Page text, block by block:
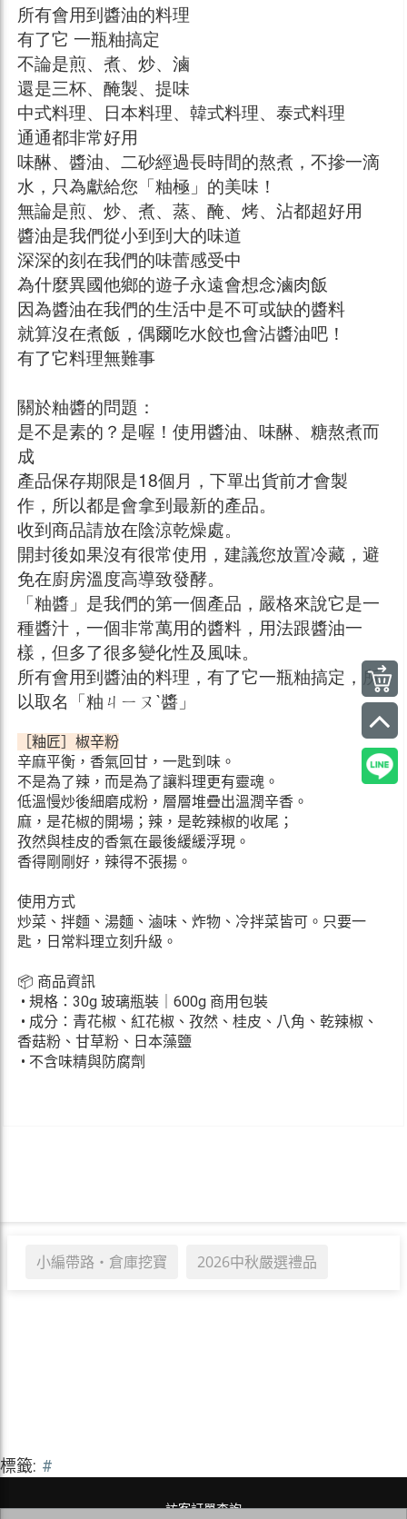
小編帶路・倉庫挖寶 2026中秋嚴選禮品
所有會用到醬油的料理
有了它 一瓶粙搞定
不論是煎、煮、炒、滷
還是三杯、醃製、提味
中式料理、日本料理、韓式料理、泰式料理
通通都非常好用
味醂、醬油、二砂經過長時間的熬煮，不摻一滴
水，只為獻給您「粙極」的美味！
無論是煎、炒、煮、蒸、醃、烤、沾都超好用
醬油是我們從小到到大的味道
深深的刻在我們的味蕾感受中
為什麼異國他鄉的遊子永遠會想念滷肉飯
因為醬油在我們的生活中是不可或缺的醬料
就算沒在煮飯，偶爾吃水餃也會沾醬油吧！
有了它料理無難事
關於粙醬的問題：
是不是素的？是喔！使用醬油、味醂、糖熬煮而
成
產品保存期限是18個月，下單出貨前才會製
作，所以都是會拿到最新的產品。
收到商品請放在陰涼乾燥處。
開封後如果沒有很常使用，建議您放置冷藏，避
免在廚房溫度高導致發酵。
「粙醬」是我們的第一個產品，嚴格來說它是一
種醬汁，一個非常萬用的醬料，用法跟醬油一
樣，但多了很多變化性及風味。
所有會用到醬油的料理，有了它一瓶粙搞定，所
以取名「粙ㄐㄧㄡˋ醬」
［粙匠］椒辛粉
辛麻平衡，香氣回甘，一匙到味。
不是為了辣，而是為了讓料理更有靈魂。
低溫慢炒後細磨成粉，層層堆疊出溫潤辛香。
麻，是花椒的開場；辣，是乾辣椒的收尾；
孜然與桂皮的香氣在最後緩緩浮現。
香得剛剛好，辣得不張揚。
使用方式
炒菜、拌麵、湯麵、滷味、炸物、冷拌菜皆可。只要一
匙，日常料理立刻升級。
📦 商品資訊
• 規格：30g 玻璃瓶裝｜600g 商用包裝
• 成分：青花椒、紅花椒、孜然、桂皮、八角、乾辣椒、
香菇粉、甘草粉、日本藻鹽
• 不含味精與防腐劑
標籤: #
訪客訂單查詢